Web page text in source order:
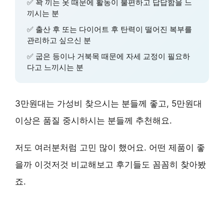
✅ 꽉 끼는 옷 때문에 활동이 불편하고 답답함을 느
끼시는 분
✅ 출산 후 또는 다이어트 후 탄력이 떨어진 복부를
관리하고 싶으신 분
✅ 굽은 등이나 거북목 때문에 자세 교정이 필요하
다고 느끼시는 분
3만원대는 가성비 찾으시는 분들께 좋고, 5만원대
이상은 품질 중시하시는 분들께 추천해요.
저도 여러분처럼 고민 많이 했어요. 어떤 제품이 좋
을까 이것저것 비교해보고 후기들도 꼼꼼히 찾아봤
죠.